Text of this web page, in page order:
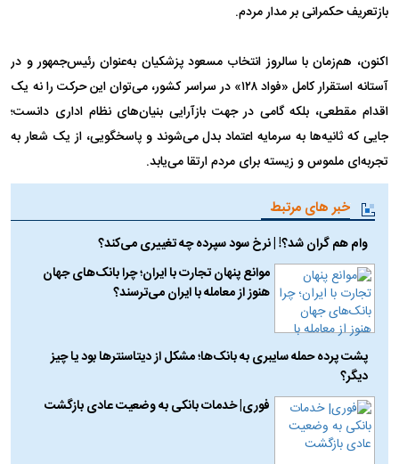
بازتعریف حکمرانی بر مدار مردم.
اکنون، هم‌زمان با سالروز انتخاب مسعود پزشکیان به‌عنوان رئیس‌جمهور و در
آستانه استقرار کامل «فواد ۱۲۸» در سراسر کشور، می‌توان این حرکت را نه یک
اقدام مقطعی، بلکه گامی در جهت بازآرایی بنیان‌های نظام اداری دانست؛
جایی که ثانیه‌ها به سرمایه اعتماد بدل می‌شوند و پاسخگویی، از یک شعار به
تجربه‌ای ملموس و زیسته برای مردم ارتقا می‌یابد.
خبر های مرتبط
وام هم گران شد؟! | نرخ سود سپرده چه تغییری می‌کند؟
موانع پنهان تجارت با ایران؛ چرا بانک‌های جهان
هنوز از معامله با ایران می‌ترسند؟
پشت پرده حمله سایبری به بانک‌ها؛ مشکل از دیتاسنتر‌ها بود یا چیز
دیگر؟
فوری| خدمات بانکی به وضعیت عادی بازگشت